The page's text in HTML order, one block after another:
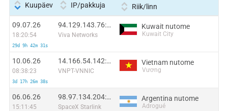
Kuupäev IP/pakkuja Riik/linn
09.07.26
18:20:54
29d 9h 42m 31s
94.129.143.76:8036
Viva Networks
Kuwait nutome
Kuwait City
10.06.26
08:38:23
3d 17h 26m 38s
14.166.54.142:59958
VNPT-VNNIC
Vietnam nutome
Vương
06.06.26
15:11:45
98.97.134.204:40511
SpaceX Starlink
Argentina nutome
Adrogué